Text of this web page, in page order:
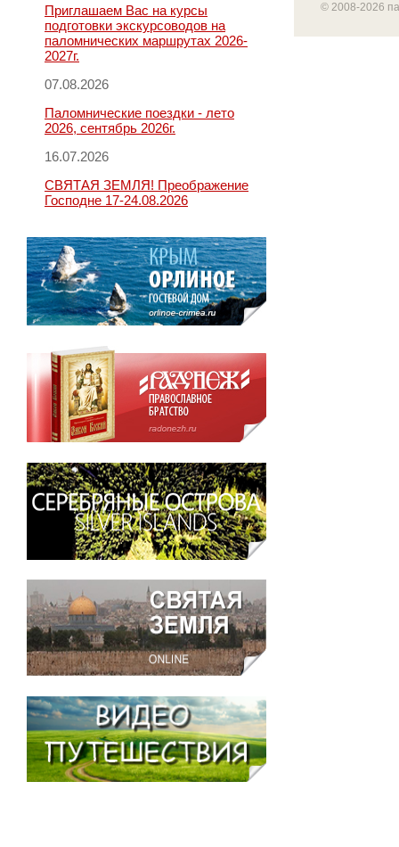
Приглашаем Вас на курсы
подготовки экскурсоводов на
паломнических маршрутах 2026-
2027г.
07.08.2026
Паломнические поездки - лето
2026, сентябрь 2026г.
16.07.2026
СВЯТАЯ ЗЕМЛЯ! Преображение
Господне 17-24.08.2026
© 2008-2026